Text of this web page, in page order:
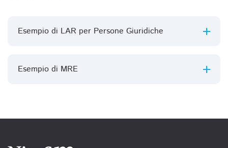
Esempio di LAR per Persone Giuridiche
Esempio di MRE